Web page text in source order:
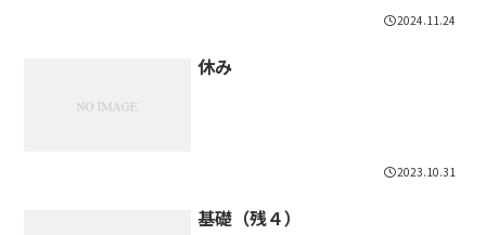
2024.11.24
休み
2023.10.31
基礎（残４）